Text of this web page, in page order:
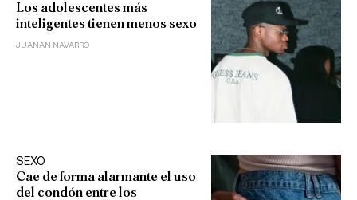
Los adolescentes más
inteligentes tienen menos sexo
JUANAN NAVARRO
SEXO
Cae de forma alarmante el uso
del condón entre los